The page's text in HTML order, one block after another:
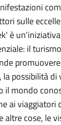
sulle
è
il
la possibilità
il mondo
ai viaggiatori
altre cose, le